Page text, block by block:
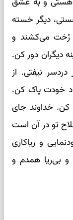
دیگر خسته
رُخت می‌کشند و
دیگران دور کن.
نیفتی. از
خودت پاک کن.
کن. خداوند جای
تو در آن است
و ریاکاری
و بی‌ریا همدم و